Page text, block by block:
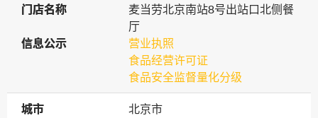
门店名称
门店名称
麦当劳北京南站8号出站口北侧餐
厅
信息公示
信息公示
营业执照
食品经营许可证
食品安全监督量化分级
城市
城市
北京市